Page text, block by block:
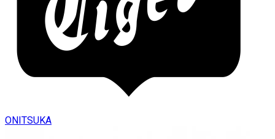
ONITSUKA